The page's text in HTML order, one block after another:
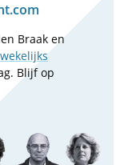
Braak en
wekelijks
Blijf op